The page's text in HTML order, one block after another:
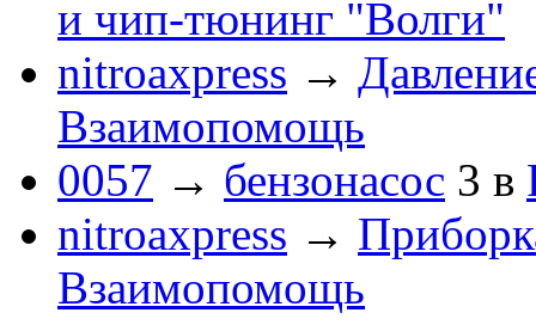
и чип-тюнинг "Волги"
nitroaxpress →
Взаимопомощь
0057 → бензонасос 3 в
nitroaxpress →
Взаимопомощь